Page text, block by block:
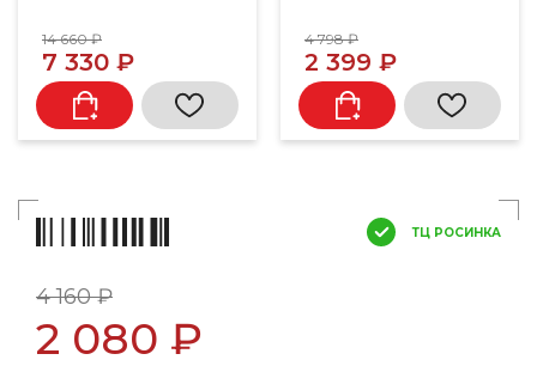
14 660 ₽
7 330 ₽
4 798 ₽
2 399 ₽
ТЦ РОСИНКА
4 160 ₽
2 080 ₽